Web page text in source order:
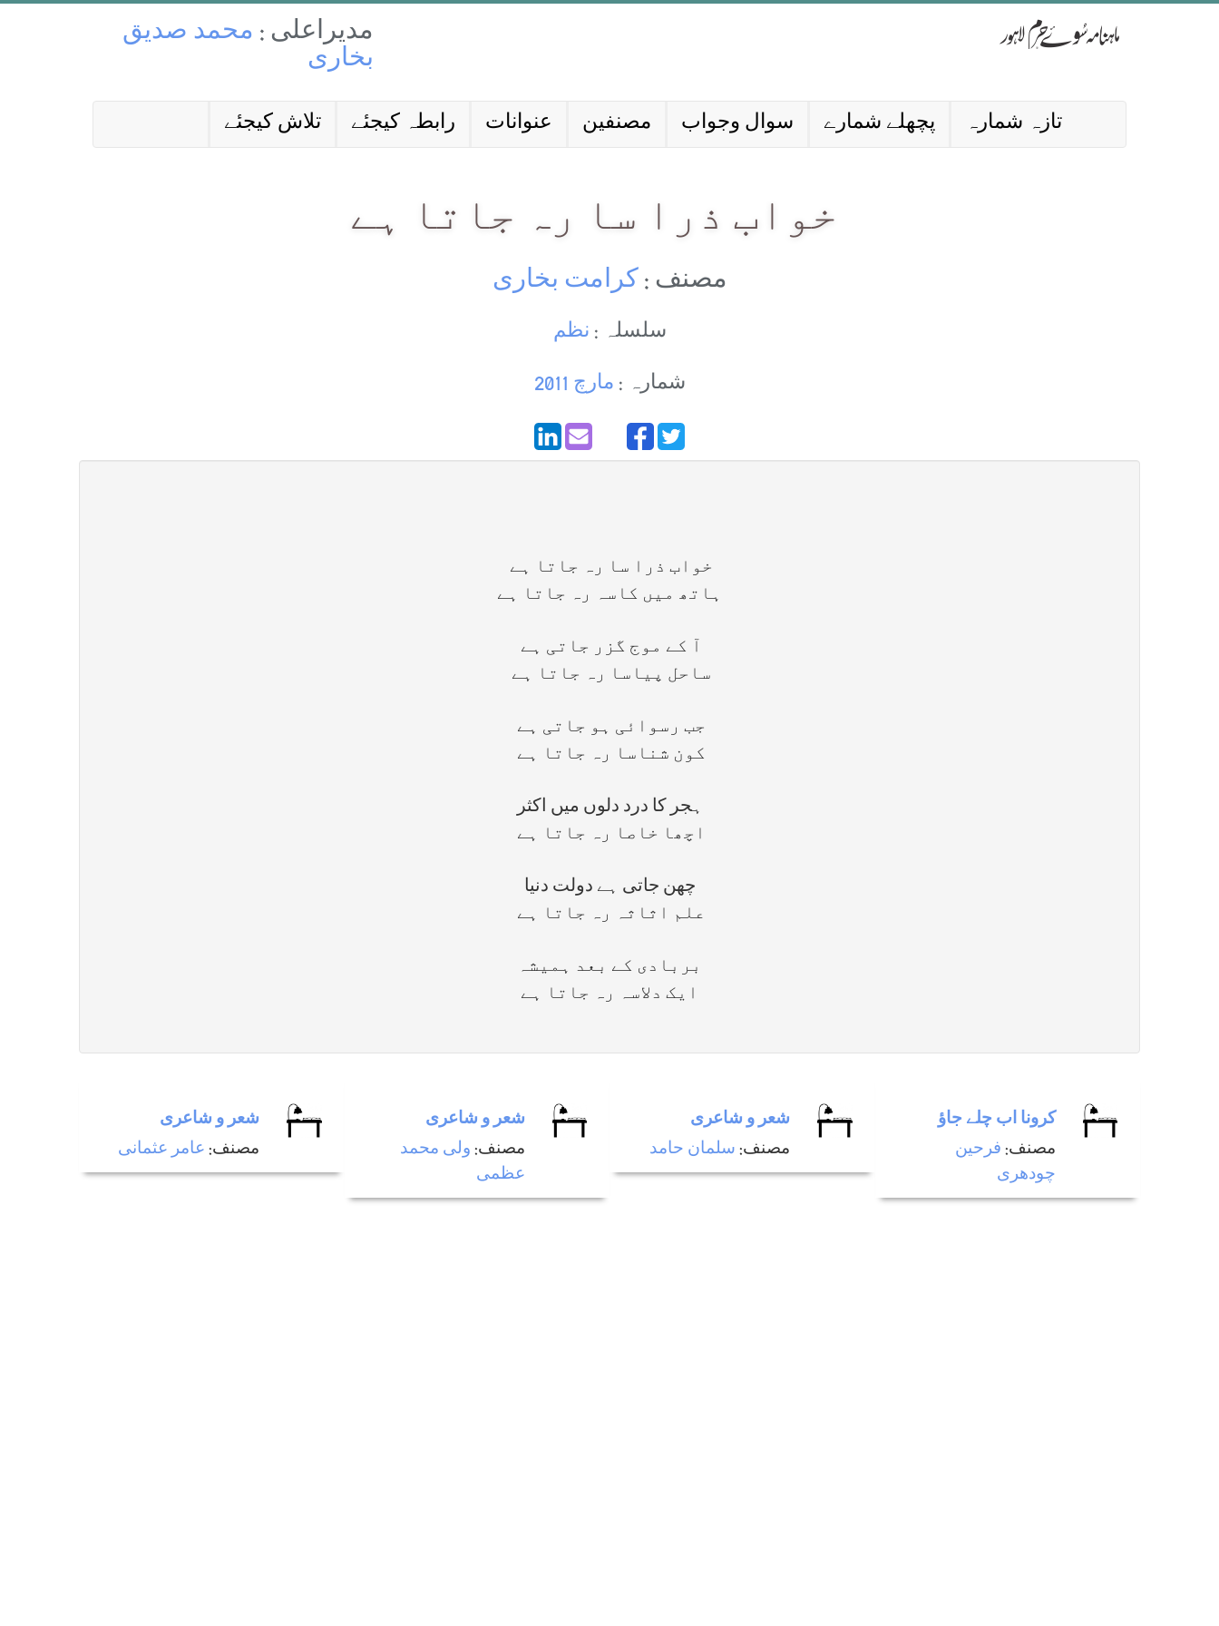
مدیراعلی : محمد صدیق
بخاری
تلاش کیجئے رابطہ کیجئے عنوانات مصنفین سوال وجواب پچھلے شمارے تازہ شمارہ
خواب ذرا سا رہ جاتا ہے
مصنف :کرامت بخاری
سلسلہ : نظم
شمارہ : مارچ 2011
خواب ذرا سا رہ جاتا ہے
ہاتھ میں کاسہ رہ جاتا ہے
آ کے موج گزر جاتی ہے
ساحل پیاسا رہ جاتا ہے
جب رسوائی ہو جاتی ہے
کون شناسا رہ جاتا ہے
ہجر کا درد دلوں میں اکثر
اچھا خاصا رہ جاتا ہے
چھن جاتی ہے دولت دنیا
علم اثاثہ رہ جاتا ہے
بربادی کے بعد ہمیشہ
ایک دلاسہ رہ جاتا ہے
شعر و شاعری
مصنف: عامر عثمانی
شعر و شاعری
مصنف: ولی محمد
عظمی
شعر و شاعری
مصنف: سلمان حامد
کرونا اب چلے جاؤ
مصنف: فرحین
چودھری